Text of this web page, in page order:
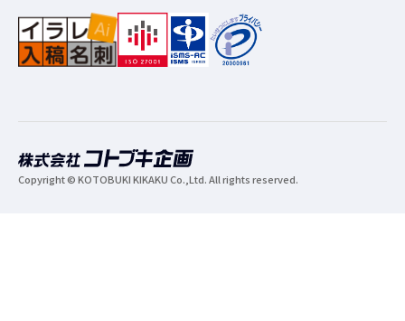
Copyright © KOTOBUKI KIKAKU Co.,Ltd. All rights reserved.